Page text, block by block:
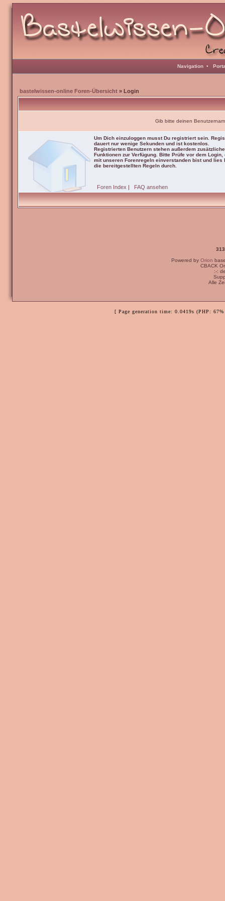
Navigation •
bastelwissen-online Foren-Übersicht » Login
Gib bitte deinen
Um Dich einzuloggen musst Du registriert sein.
dauert nur wenige Sekunden und ist kostenlos.
Registrierten Benutzern stehen außerdem zusätzliche
Funktionen zur Verfügung. Bitte Prüfe vor dem Login,
mit unseren Forenregeln einverstanden bist und lies
die bereitgestellten Regeln durch.
Foren Index | FAQ ansehen
Powered by Orion
CBACK
:-:
Alle
[ Page generation time: 0.0419s (PHP: